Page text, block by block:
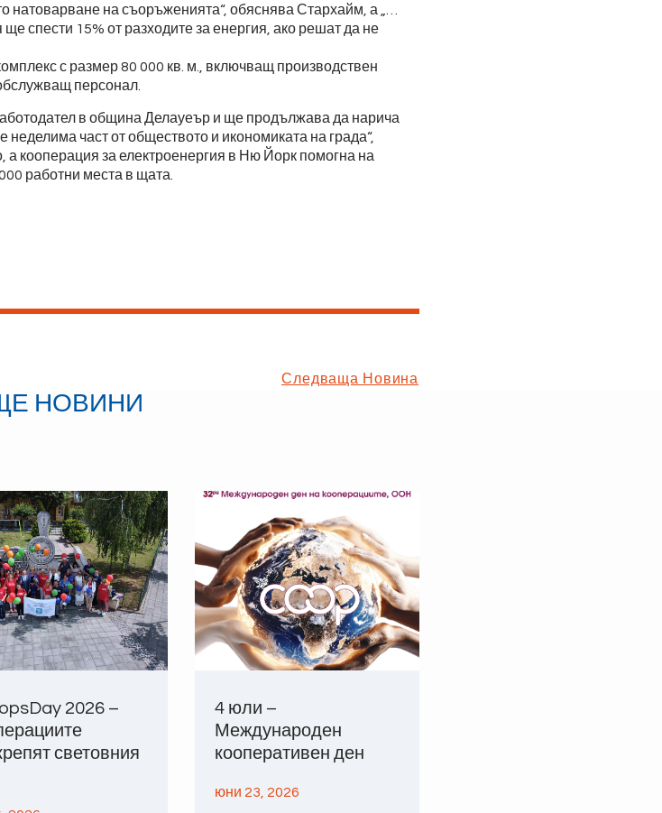
натоварване на съоръженията“, обяснява Стархайм, а „…
спести 15% от разходите за енергия, ако решат да не
с размер 80 000 кв. м., включващ производствен
персонал.
в община Делауеър и ще продължава да нарича
част от обществото и икономиката на града“,
кооперация за електроенергия в Ню Йорк помогна на
работни места в щата.
Следваща Новина
НОВИНИ
2026 –
световния
4 юли –
Международен
кооперативен ден
юни 23, 2026